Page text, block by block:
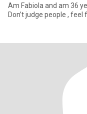
Am Fabiola and am 36
Don’t judge people ,